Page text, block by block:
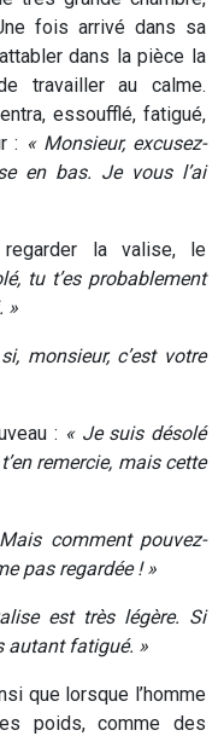
fois arrivé dans sa
dans la pièce la
travailler au calme.
essoufflé, fatigué,
: « Monsieur, excusez-
en bas. Je vous l’ai
la valise, le
tu t’es probablement
»
monsieur, c’est votre
: « Je suis désolé
remercie, mais cette
comment pouvez-
pas regardée ! »
est très légère. Si
autant fatigué. »
que lorsque l’homme
poids, comme des